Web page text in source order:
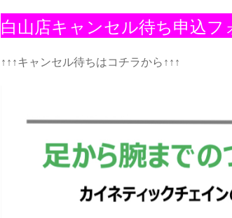
白山店キャンセル待ち申込フ
↑↑↑キャンセル待ちはコチラから↑↑↑